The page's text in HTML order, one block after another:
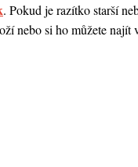
. Pokud je razítko starší
nebo si ho můžete najít